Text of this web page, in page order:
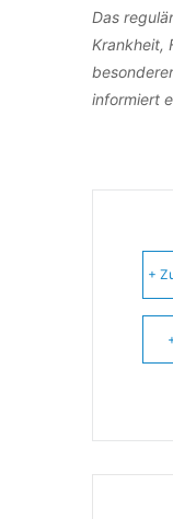
Das
Krankheit,
informiert
+